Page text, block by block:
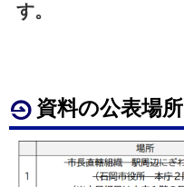
す。
資料の公表場所